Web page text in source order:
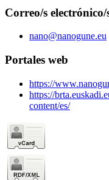
Correo/s electrónico/
nano@nanogune.eu
Portales web
https://
https://
content/es/